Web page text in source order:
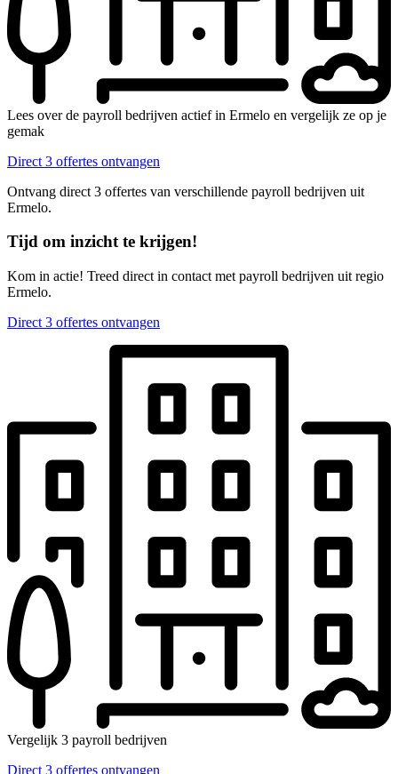
Lees over de payroll bedrijven actief in Ermelo en vergelijk ze op je
gemak
Direct 3 offertes ontvangen
Ontvang direct 3 offertes van verschillende payroll bedrijven uit
Ermelo.
Tijd om inzicht te krijgen!
Kom in actie! Treed direct in contact met payroll bedrijven uit regio
Ermelo.
Direct 3 offertes ontvangen
Vergelijk 3 payroll bedrijven
Direct 3 offertes ontvangen